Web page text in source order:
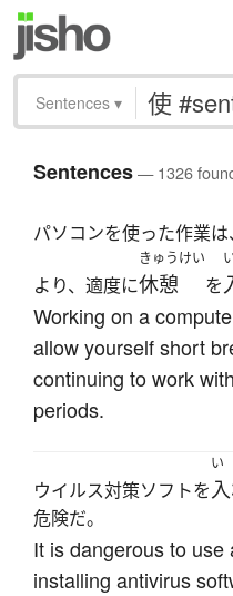
Sentences ▾
Sentences— 1326
パソコンを使った作業は、
より、適度に
きゅうけい
休憩 を
Working on a
allow yourself short
continuing to work
periods.
ウイルス対策ソフトを
い
危険だ。
It is dangerous to
installing antivirus